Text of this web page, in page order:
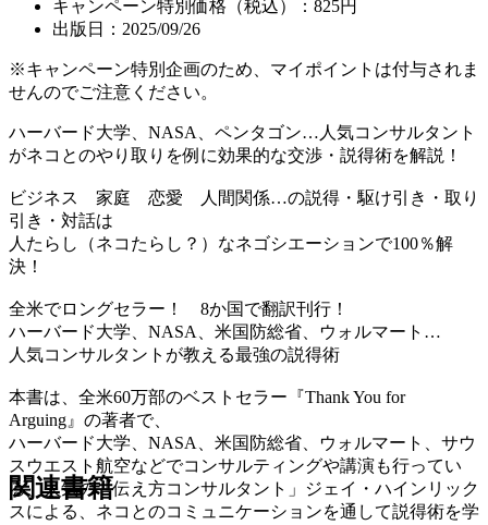
キャンペーン特別価格（税込）：825円
出版日：2025/09/26
※キャンペーン特別企画のため、マイポイントは付与されま
せんのでご注意ください。
ハーバード大学、NASA、ペンタゴン…人気コンサルタント
がネコとのやり取りを例に効果的な交渉・説得術を解説！
ビジネス 家庭 恋愛 人間関係…の説得・駆け引き・取り
引き・対話は
人たらし（ネコたらし？）なネゴシエーションで100％解
決！
全米でロングセラー！ 8か国で翻訳刊行！
ハーバード大学、NASA、米国防総省、ウォルマート…
人気コンサルタントが教える最強の説得術
本書は、全米60万部のベストセラー『Thank You for
Arguing』の著者で、
ハーバード大学、NASA、米国防総省、ウォルマート、サウ
スウエスト航空などでコンサルティングや講演も行ってい
る、人気の「伝え方コンサルタント」ジェイ・ハインリック
スによる、ネコとのコミュニケーションを通して説得術を学
関連書籍